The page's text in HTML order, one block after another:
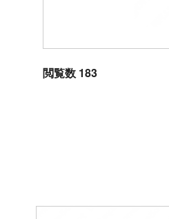
閲覧数 183